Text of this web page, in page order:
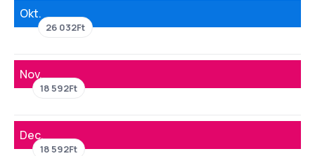
Okt.
26 032Ft
Nov.
18 592Ft
Dec.
18 592Ft